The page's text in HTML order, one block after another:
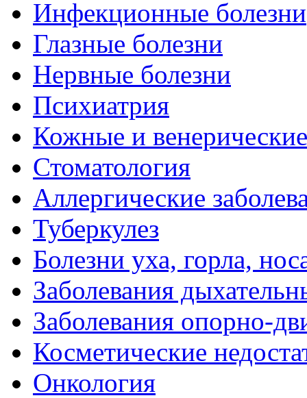
Инфекционные болезни
Глазные болезни
Нервные болезни
Психиатрия
Кожные и
Стоматология
Аллергические
Туберкулез
Болезни уха, горла,
Заболевания
Заболевания опорно-
Косметические
Онкология